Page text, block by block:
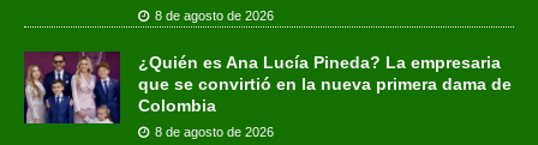
8 de agosto de 2026
¿Quién es Ana Lucía Pineda? La empresaria
que se convirtió en la nueva primera dama de
Colombia
8 de agosto de 2026